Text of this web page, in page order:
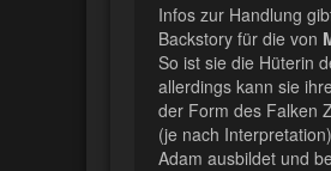
Infos zur Handlung
Backstory für die von
So ist sie die Hüterin
allerdings kann sie
der Form des Falken
(je nach
Adam ausbildet und